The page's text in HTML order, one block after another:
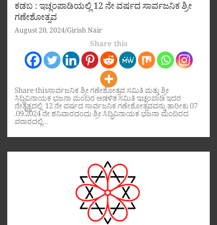
ಕಡಬ : ಇಚ್ಲಂಪಾಡಿಯಲ್ಲಿ 12 ನೇ ವರ್ಷದ ಸಾರ್ವಜನಿಕ ಶ್ರೀ
ಗಣೇಶೋತ್ಸವ
August 20, 2024 Girish Nair
Share this
Share thisಸಾರ್ವಜನಿಕ ಶ್ರೀ ಗಣೇಶೋತ್ಸವ ಸಮಿತಿ ಮತ್ತು ಶ್ರೀ
ಸಿದ್ಧಿವಿನಾಯಕ ಭಜನಾ ಮಂದಿರ ಆಡಳಿತ ಸಮಿತಿ ಇಚ್ಲಂಪಾಡಿ ಇದರ
ನೇತೃತ್ವದಲ್ಲಿ 12 ನೇ ವರ್ಷದ ಸಾರ್ವಜನಿಕ ಗಣೇಶೋತ್ಸವವನ್ನು ತಾರೀಕು 07
.09.2024 ನೇ ಶನಿವಾರದಂದು ಶ್ರೀ ಸಿದ್ಧಿವಿನಾಯಕ ಭಜನಾ ಮಂದಿರದ
ವಠಾರದಲ್ಲಿ…